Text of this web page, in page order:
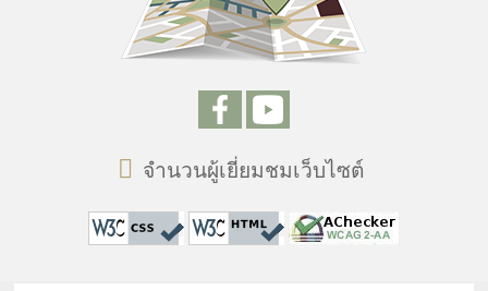
จำนวนผู้เยี่ยมชมเว็บไซต์